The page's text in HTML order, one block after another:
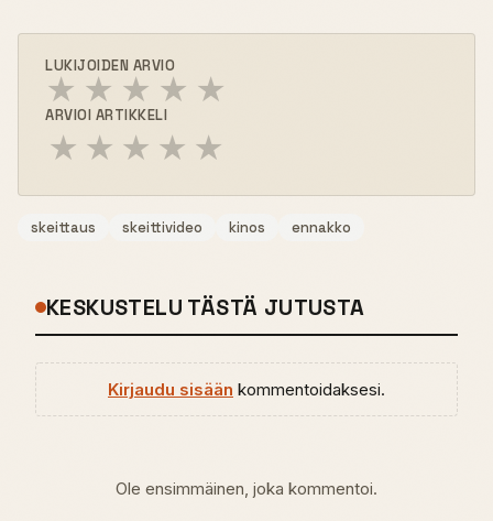
LUKIJOIDEN ARVIO
★ ★ ★ ★ ★
ARVIOI ARTIKKELI
★ ★ ★ ★ ★
skeittaus skeittivideo kinos ennakko
KESKUSTELU TÄSTÄ JUTUSTA
Kirjaudu sisään kommentoidaksesi.
Ole ensimmäinen, joka kommentoi.